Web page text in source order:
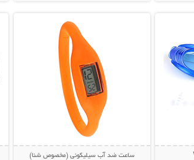
ساعت ضد آب سیلیکونی (مخصوص شنا)